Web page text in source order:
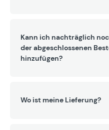
Kann ich nachträglich
der abgeschlossenen
hinzufügen?
Wo ist meine Lieferung?